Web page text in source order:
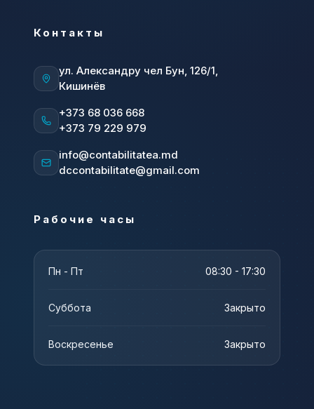
Контакты
ул. Александру чел Бун, 126/1,
Кишинёв
+373 68 036 668
+373 79 229 979
info@contabilitatea.md
dccontabilitate@gmail.com
Рабочие часы
Пн - Пт 08:30 - 17:30
Суббота Закрыто
Воскресенье Закрыто